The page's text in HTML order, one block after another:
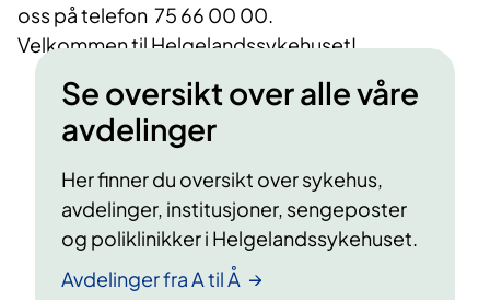
oss på telefon ​​ 75 66 00 00.
Velkommen til Helgelandssykehuset!
Se oversikt over alle våre
avdelinger
Her finner du oversikt over sykehus,
avdelinger, institusjoner, sengeposter
og poliklinikker i Helgelandssykehuset.
Avdelinger fra A til Å